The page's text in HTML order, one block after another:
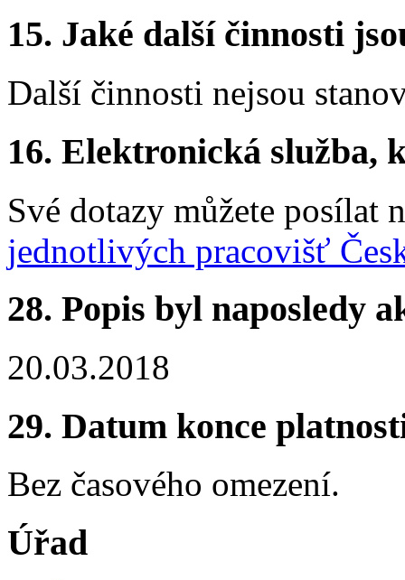
15. Jaké další činnosti
Další činnosti nejsou
16. Elektronická služba,
Své dotazy můžete posílat
jednotlivých pracovišť
28. Popis byl naposledy
20.03.2018
29. Datum konce
Bez časového omezení.
Úřad